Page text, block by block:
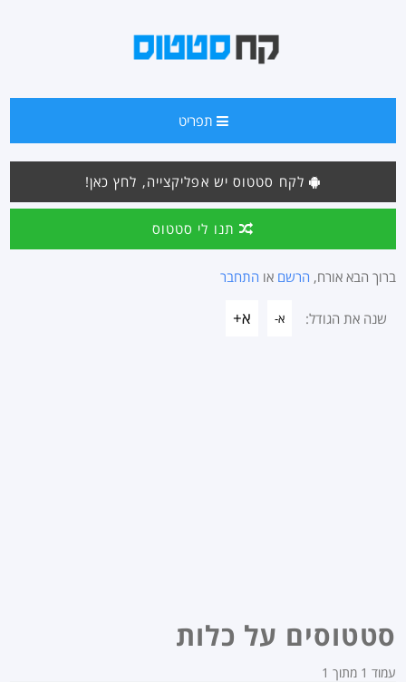
תפריט
לקח סטטוס יש אפליקצייה, לחץ כאן!
תנו לי סטטוס
ברוך הבא אורח, הרשם או התחבר
שנה את הגודל: א- א+
סטטוסים על כלות
עמוד 1 מתוך 1